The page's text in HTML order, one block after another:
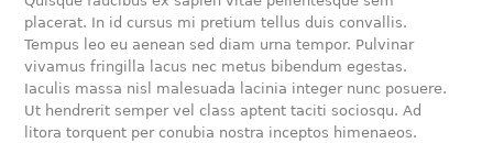
placerat. In id cursus mi pretium tellus duis convallis.
Tempus leo eu aenean sed diam urna tempor. Pulvinar
vivamus fringilla lacus nec metus bibendum egestas.
Iaculis massa nisl malesuada lacinia integer nunc posuere.
Ut hendrerit semper vel class aptent taciti sociosqu. Ad
litora torquent per conubia nostra inceptos himenaeos.